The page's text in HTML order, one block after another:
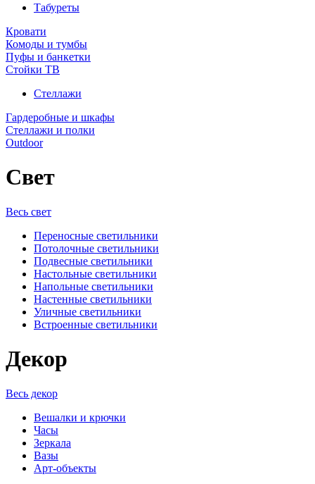
Табуреты
Кровати
Комоды и тумбы
Пуфы и банкетки
Стойки ТВ
Стеллажи
Гардеробные и шкафы
Стеллажи и полки
Outdoor
Свет
Весь свет
Переносные светильники
Потолочные светильники
Подвесные светильники
Настольные светильники
Напольные светильники
Настенные светильники
Уличные светильники
Встроенные светильники
Декор
Весь декор
Вешалки и крючки
Часы
Зеркала
Вазы
Арт-объекты